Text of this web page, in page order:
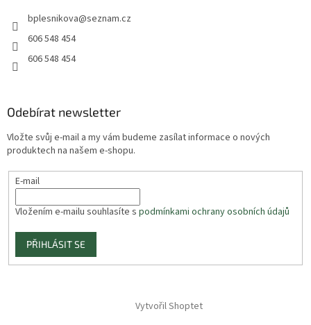
bplesnikova@seznam.cz
606 548 454
606 548 454
Odebírat newsletter
Vložte svůj e-mail a my vám budeme zasílat informace o nových
produktech na našem e-shopu.
E-mail
Vložením e-mailu souhlasíte s podmínkami ochrany osobních údajů
PŘIHLÁSIT SE
Vytvořil Shoptet